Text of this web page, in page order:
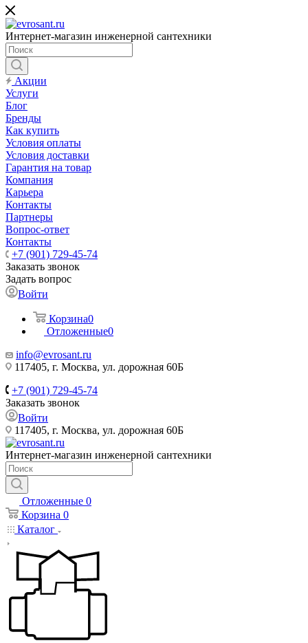
Интернет-магазин инженерной сантехники
Акции
Услуги
Блог
Бренды
Как купить
Условия оплаты
Условия доставки
Гарантия на товар
Компания
Карьера
Контакты
Партнеры
Вопрос-ответ
Контакты
+7 (901) 729-45-74
Заказать звонок
Задать вопрос
Войти
Корзина0
Отложенные0
info@evrosant.ru
117405, г. Москва, ул. дорожная 60Б
+7 (901) 729-45-74
Заказать звонок
Войти
117405, г. Москва, ул. дорожная 60Б
Интернет-магазин инженерной сантехники
Отложенные 0
Корзина 0
Каталог